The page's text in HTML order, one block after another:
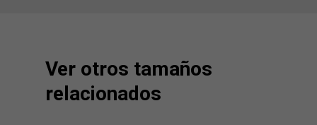
Ver otros tamaños
relacionados